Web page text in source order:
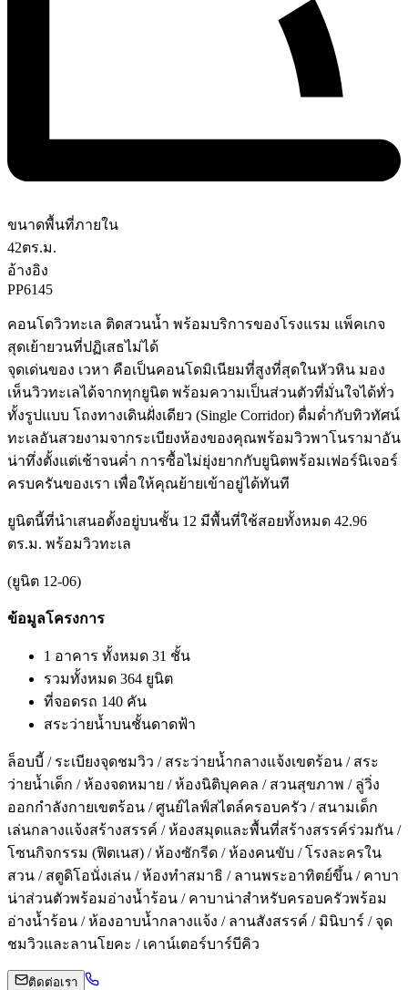
ขนาดพื้นที่ภายใน
42ตร.ม.
อ้างอิง
PP6145
คอนโดวิวทะเล ติดสวนน้ำ พร้อมบริการของโรงแรม แพ็คเกจ
สุดเย้ายวนที่ปฏิเสธไม่ได้
จุดเด่นของ เวหา คือเป็นคอนโดมิเนียมที่สูงที่สุดในหัวหิน มอง
เห็นวิวทะเลได้จากทุกยูนิต พร้อมความเป็นส่วนตัวที่มั่นใจได้ทั่ว
ทั้งรูปแบบ โถงทางเดินฝั่งเดียว (Single Corridor) ดื่มด่ำกับทิวทัศน์
ทะเลอันสวยงามจากระเบียงห้องของคุณพร้อมวิวพาโนรามาอัน
น่าทึ่งตั้งแต่เช้าจนค่ำ การซื้อไม่ยุ่งยากกับยูนิตพร้อมเฟอร์นิเจอร์
ครบครันของเรา เพื่อให้คุณย้ายเข้าอยู่ได้ทันที
ยูนิตนี้ที่นำเสนอตั้งอยู่บนชั้น 12 มีพื้นที่ใช้สอยทั้งหมด 42.96
ตร.ม. พร้อมวิวทะเล
(ยูนิต 12-06)
ข้อมูลโครงการ
1 อาคาร ทั้งหมด 31 ชั้น
รวมทั้งหมด 364 ยูนิต
ที่จอดรถ 140 คัน
สระว่ายน้ำบนชั้นดาดฟ้า
ล็อบบี้ / ระเบียงจุดชมวิว / สระว่ายน้ำกลางแจ้งเขตร้อน / สระ
ว่ายน้ำเด็ก / ห้องจดหมาย / ห้องนิติบุคคล / สวนสุขภาพ / ลู่วิ่ง
ออกกำลังกายเขตร้อน / ศูนย์ไลฟ์สไตล์ครอบครัว / สนามเด็ก
เล่นกลางแจ้งสร้างสรรค์ / ห้องสมุดและพื้นที่สร้างสรรค์ร่วมกัน /
โซนกิจกรรม (ฟิตเนส) / ห้องซักรีด / ห้องคนขับ / โรงละครใน
สวน / สตูดิโอนั่งเล่น / ห้องทำสมาธิ / ลานพระอาทิตย์ขึ้น / คาบา
น่าส่วนตัวพร้อมอ่างน้ำร้อน / คาบาน่าสำหรับครอบครัวพร้อม
อ่างน้ำร้อน / ห้องอาบน้ำกลางแจ้ง / ลานสังสรรค์ / มินิบาร์ / จุด
ชมวิวและลานโยคะ / เคาน์เตอร์บาร์บีคิว
ติดต่อเรา